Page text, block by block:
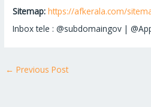
Sitemap: https://afkerala.com/
Inbox tele : @subdomaingov |
← Previous Post